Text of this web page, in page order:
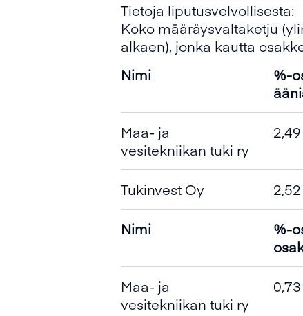
Tietoja liputusvelvollisesta:
Koko määräysvaltaketju
alkaen), jonka kautta
Nimi
%-
Maa- ja
vesitekniikan tuki ry
Tukinvest Oy
Nimi
%-
Maa- ja
vesitekniikan tuki ry